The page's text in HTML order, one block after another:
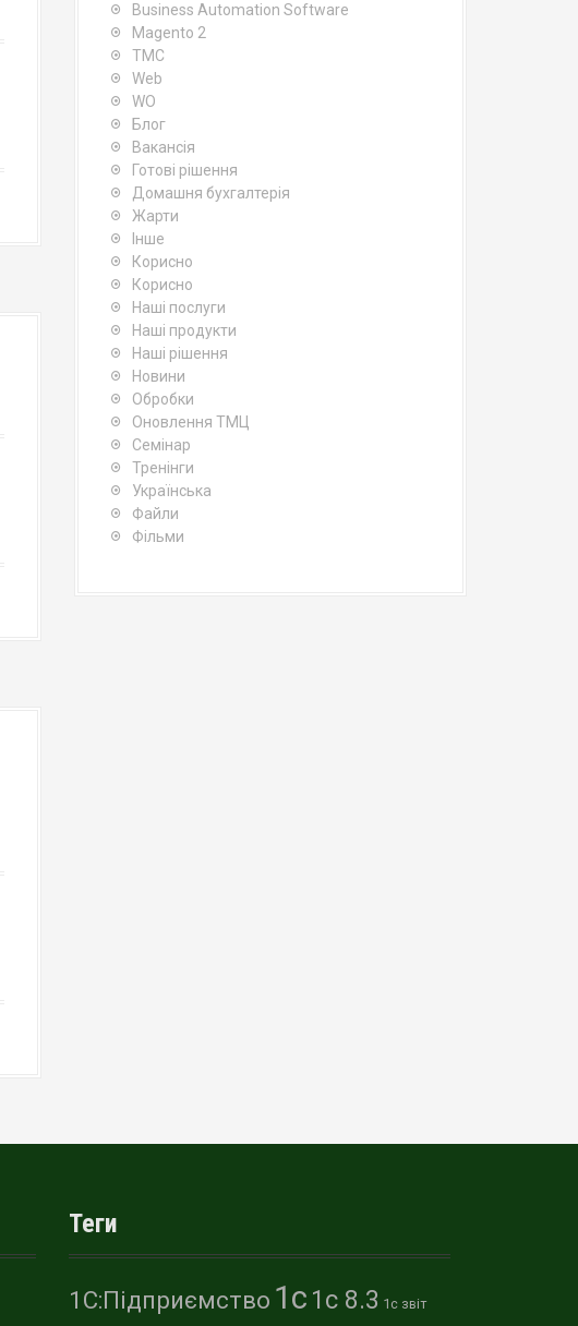
Business Automation Software
Magento 2
TMC
Web
WO
Блог
Вакансія
Готові рішення
Домашня бухгалтерія
Жарти
Інше
Корисно
Корисно
Наші послуги
Наші продукти
Наші рішення
Новини
Обробки
Оновлення ТМЦ
Семінар
Тренінги
Українська
Файли
Фільми
Теги
1С:Підприємство 1с 1с 8.3 1с звіт